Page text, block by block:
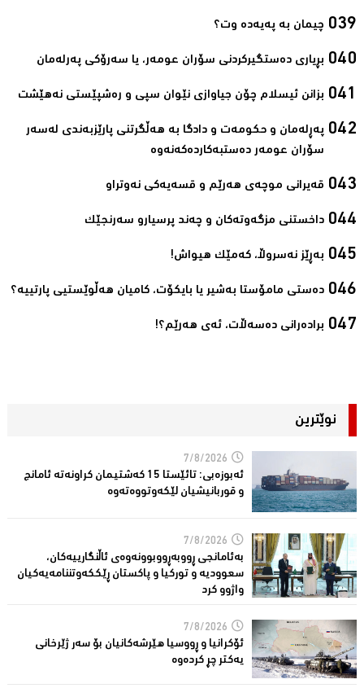
چیمان به‌ پەیەدە وت؟‌
بڕیاری دەستگیرکردنی سۆران عومەر، یا سەرۆکی پەرلەمان‌
بزانن ئیسلام چۆن جیاوازی نێوان سپی و رەشپێستی نەھێشت‌
پەڕلەمان و حکومەت و دادگا بە ھەڵگرتنی پارێزبەندی لەسەر
سۆران عومەر دەستبەکاردەکەنەوە‌
قەیرانی موچەی ھەرێم و قسەیەکی نەوتراو‌
داخستنی مزگەوتەکان و چەند پرسیارو سەرنجێک‌
بەڕێز نەسروڵا، کەمێك ھیواش!‌
ده‌ستی مامۆستا به‌شیر یا بایكۆت، كامیان هه‌ڵوێستیی پارتییه‌؟‌
برادەرانی دەسەڵات، ئەی ھەرێم؟!‌
نوێترین
7/8/2026
ئەبوزەبی: تائێستا 15 كەشتیمان كراونەتە ئامانج
و قوربانیشیان لێكەوتووەتەوە
7/8/2026
بەئامانجی ڕووبەڕووبوونەوەی ئاڵنگارییەكان،
سعوودیە و توركیا و پاكستان ڕێككەوتننامەیەکیان
واژوو كرد
7/8/2026
ئۆكرانیا و ڕووسیا هێرشەكانیان بۆ سەر ژێرخانی
یەكتر چڕ كردەوە